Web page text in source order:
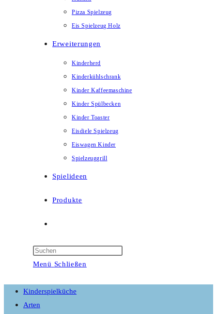
Pizza Spielzeug
Eis Spielzeug Holz
Erweiterungen
Kinderherd
Kinderkühlschrank
Kinder Kaffeemaschine
Kinder Spülbecken
Kinder Toaster
Eisdiele Spielzeug
Eiswagen Kinder
Spielzeuggrill
Spielideen
Produkte
Suche
Menü Schließen
Kinderspielküche
Arten